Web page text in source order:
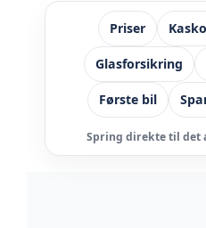
Priser
Glasforsikring
Første bil
Spring direkte til det